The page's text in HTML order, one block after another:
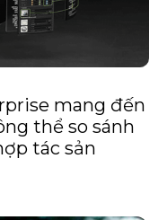
mang đến
thể so sánh
tác sản